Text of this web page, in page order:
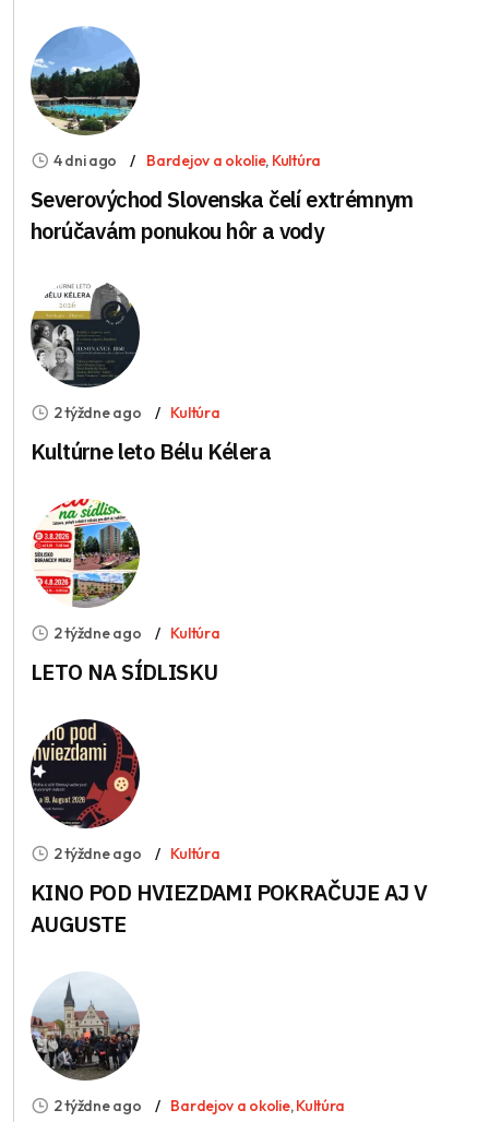
4 dni ago Bardejov a okolie, Kultúra
Severovýchod Slovenska čelí extrémnym
horúčavám ponukou hôr a vody
2 týždne ago Kultúra
Kultúrne leto Bélu Kélera
2 týždne ago Kultúra
LETO NA SÍDLISKU
2 týždne ago Kultúra
KINO POD HVIEZDAMI POKRAČUJE AJ V
AUGUSTE
2 týždne ago Bardejov a okolie,Kultúra